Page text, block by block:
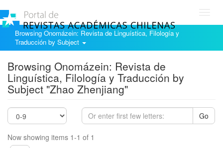
Browsing Onomázein: Revista de Linguística, Filología y
Traducción by Subject
Browsing Onomázein: Revista de
Linguística, Filología y Traducción by
Subject "Zhao Zhenjiang"
Go
Now showing items 1-1 of 1